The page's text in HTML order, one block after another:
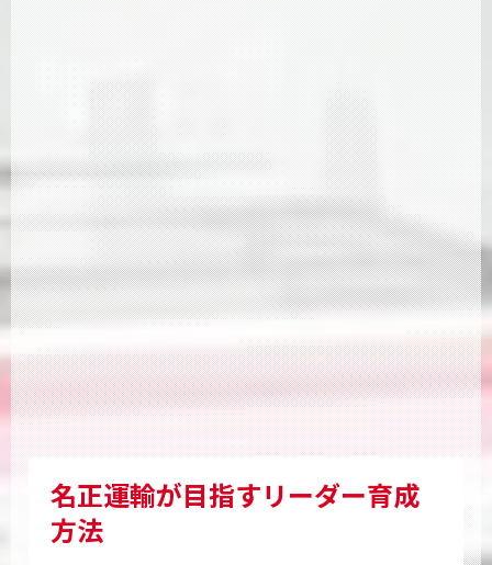
名正運輸が目指すリーダー育成
方法